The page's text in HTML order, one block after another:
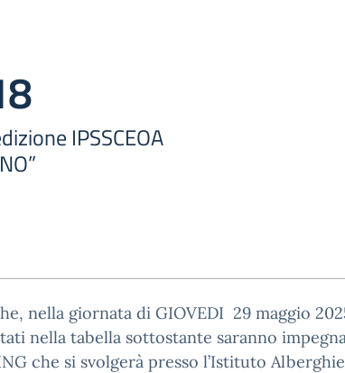
IPSSCEOA
nella giornata di GIOVEDI 29 maggio
nella tabella sottostante saranno
che si svolgerà presso l’Istituto